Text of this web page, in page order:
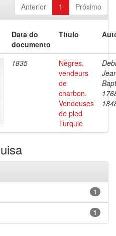
Anterior 1 Próximo
Data do
documento
Título
1835
Nègres,
vendeurs
de
charbon.
Vendeuses
de pled
Turquie
1
1